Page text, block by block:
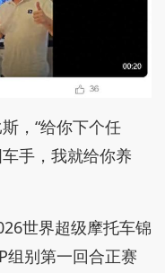
，“给你下个任
手，我就给你养
世界超级摩托车锦
组别第一回合正赛